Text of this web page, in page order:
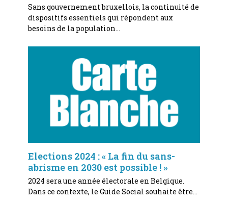
Sans gouvernement bruxellois, la continuité de
dispositifs essentiels qui répondent aux
besoins de la population…
Elections 2024 : « La fin du sans-
abrisme en 2030 est possible ! »
2024 sera une année électorale en Belgique.
Dans ce contexte, le Guide Social souhaite être…